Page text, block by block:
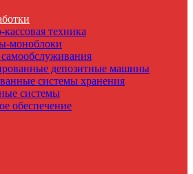
техника
моноблоки
депозитные машины
системы хранения
системы
обеспечение